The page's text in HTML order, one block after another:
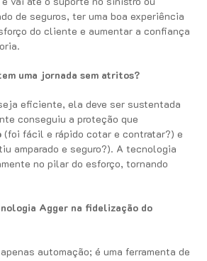
de seguros, ter uma boa experiência
do cliente e aumentar a confiança
uma jornada sem atritos?
eficiente, ela deve ser sustentada
conseguiu a proteção que
(foi fácil e rápido cotar e contratar?) e
amparado e seguro?). A tecnologia
no pilar do esforço, tornando
Agger na fidelização do
automação; é uma ferramenta de